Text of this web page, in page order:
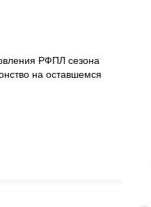
РФПЛ сезона
на оставшемся